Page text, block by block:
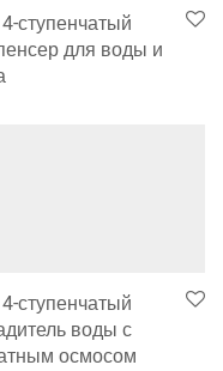
ступенчатый
для воды и
ступенчатый
воды с
осмосом